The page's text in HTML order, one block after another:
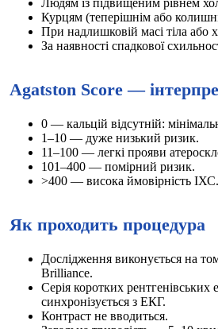
Людям із підвищеним рівнем
Курцям (теперішнім або
При надлишковій масі тіла або
За наявності спадкової
Agatston Score —
0 — кальцій відсутній:
1–10 — дуже низький ризик.
11–100 — легкі прояви
101–400 — помірний ризик.
>400 — висока ймовірність ІХС.
Як проходить процедура
Дослідження виконується на
Brilliance.
Серія коротких рентгенівських
синхронізується з ЕКГ.
Контраст не вводиться.